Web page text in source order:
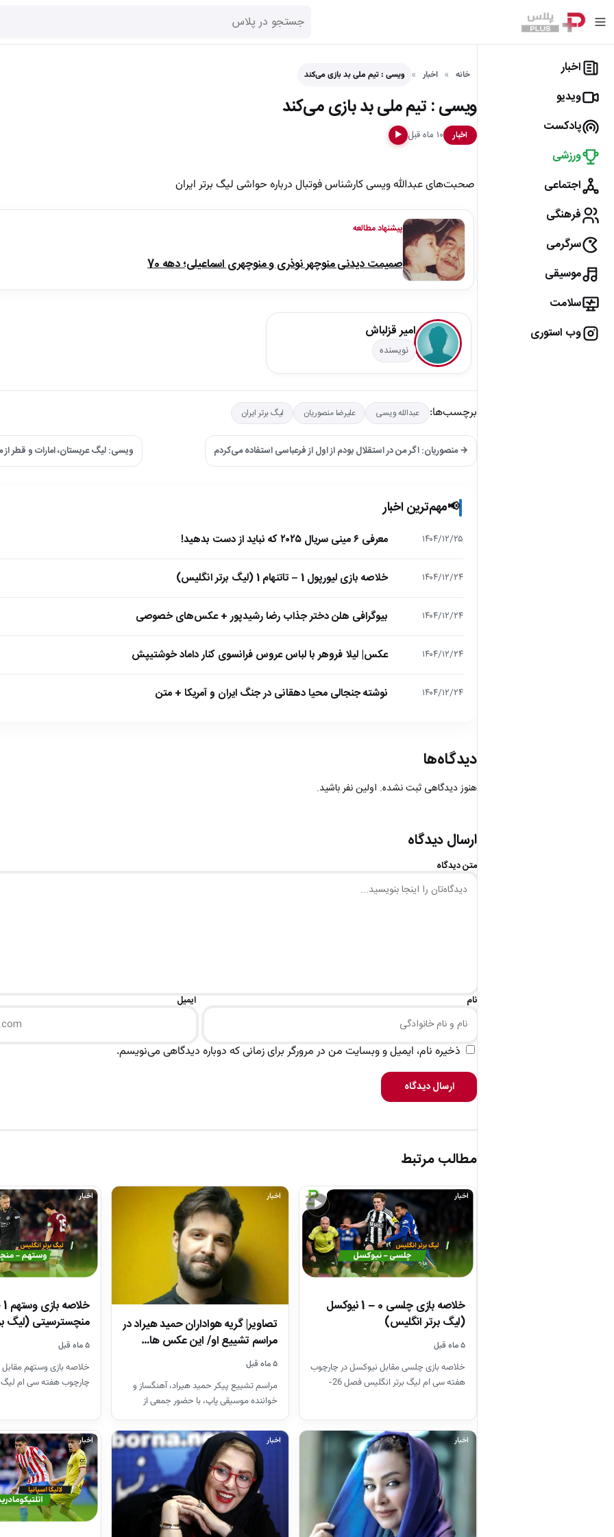
اخبار
ویدیو
پادکست
ورزشی
اجتماعی
فرهنگی
سرگرمی
موسیقی
سلامت
وب استوری
خانه اخبار ویسی : تیم ملی بد بازی می‌کند
ویسی : تیم ملی بد بازی می‌کند
اخبار ۱۰ ماه قبل ▶
صحبت‌های عبدالله ویسی کارشناس فوتبال درباره حواشی لیگ برتر ایران
پیشنهاد مطالعه
صمیمت دیدنی منوچهر نوذری و منوچهری اسماعیلی؛ دهه 70
امیر قزلباش
نویسنده
برچسب‌ها: عبدالله ویسی علیرضا منصوریان لیگ برتر ایران
→ منصوریان: اگر من در استقلال بودم از اول از فرعباسی استفاده می‌کردم ویسی: لیگ عربستان، امارات و قطر از
📢مهم‌ترین اخبار
۱۴۰۴/۱۲/۲۵ معرفی ۶ مینی سریال ۲۰۲۵ که نباید از دست بدهید!
۱۴۰۴/۱۲/۲۴ خلاصه بازی لیورپول 1 – تاتنهام 1 (لیگ برتر انگلیس)
۱۴۰۴/۱۲/۲۴ بیوگرافی هلن دختر جذاب رضا رشیدپور + عکس‌های خصوصی
۱۴۰۴/۱۲/۲۴ عکس| لیلا فروهر با لباس عروس فرانسوی کنار داماد خوشتیپش
۱۴۰۴/۱۲/۲۴ نوشته جنجالی محیا دهقانی در جنگ ایران و آمریکا + متن
دیدگاه‌ها
هنوز دیدگاهی ثبت نشده. اولین نفر باشید.
ارسال دیدگاه
متن دیدگاه
نام ایمیل
ذخیره نام، ایمیل و وبسایت من در مرورگر برای زمانی که دوباره دیدگاهی می‌نویسم.
ارسال دیدگاه
مطالب مرتبط
▶
اخبار
خلاصه بازی چلسی 0 – 1 نیوکسل
(لیگ برتر انگلیس)
۵ ماه قبل
خلاصه بازی چلسی مقابل نیوکسل در چارچوب
هفته سی ام لیگ برتر انگلیس فصل 26-
اخبار
تصاویر| گریه هواداران حمید هیراد در
مراسم تشییع او/ این عکس ها…
۵ ماه قبل
مراسم تشییع پیکر حمید هیراد، آهنگساز و
خواننده موسیقی پاپ، با حضور جمعی از
هنرمندان در قطعه هنرمندان…
اخبار
منچسترسیتی (لیگ
۵ ماه قبل
خلاصه بازی وستهم
چارچوب هفته سی ام
اخبار اخبار اخبار